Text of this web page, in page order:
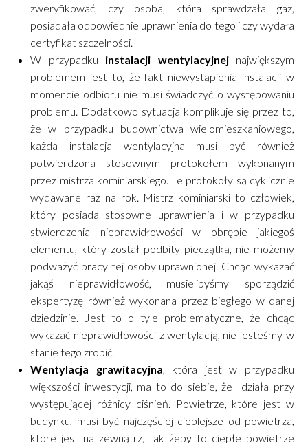
zweryfikować, czy osoba, która sprawdzała gaz,
posiadała odpowiednie uprawnienia do tego i czy wydała
certyfikat szczelności.
W przypadku instalacji wentylacyjnej największym
problemem jest to, że fakt niewystąpienia instalacji w
momencie odbioru nie musi świadczyć o występowaniu
problemu. Dodatkowo sytuacja komplikuje się przez to,
że w przypadku budownictwa wielomieszkaniowego,
każda instalacja wentylacyjna musi być również
potwierdzona stosownym protokołem wykonanym
przez mistrza kominiarskiego. Te protokoły są cyklicznie
wydawane raz na rok. Mistrz kominiarski to człowiek,
który posiada stosowne uprawnienia i w przypadku
stwierdzenia nieprawidłowości w obrębie jakiegoś
elementu, który został podbity pieczątką, nie możemy
podważyć pracy tej osoby uprawnionej. Chcąc wykazać
jakąś nieprawidłowość, musielibyśmy sporządzić
ekspertyzę również wykonana przez biegłego w danej
dziedzinie. Jest to o tyle problematyczne, że chcąc
wykazać nieprawidłowości z wentylacją, nie jesteśmy w
stanie tego zrobić.
Wentylacja grawitacyjna , która jest w przypadku
większości inwestycji, ma to do siebie, że działa przy
występującej różnicy ciśnień. Powietrze, które jest w
budynku, musi być najczęściej cieplejsze od powietrza,
które jest na zewnątrz, tak żeby to ciepłe powietrze